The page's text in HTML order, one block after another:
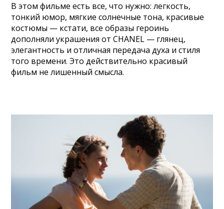
В этом фильме есть все, что нужно: легкость,
тонкий юмор, мягкие солнечные тона, красивые
костюмы — кстати, все образы героинь
дополняли украшения от CHANEL — глянец,
элегантность и отличная передача духа и стиля
того времени. Это действительно красивый
фильм не лишенный смысла.